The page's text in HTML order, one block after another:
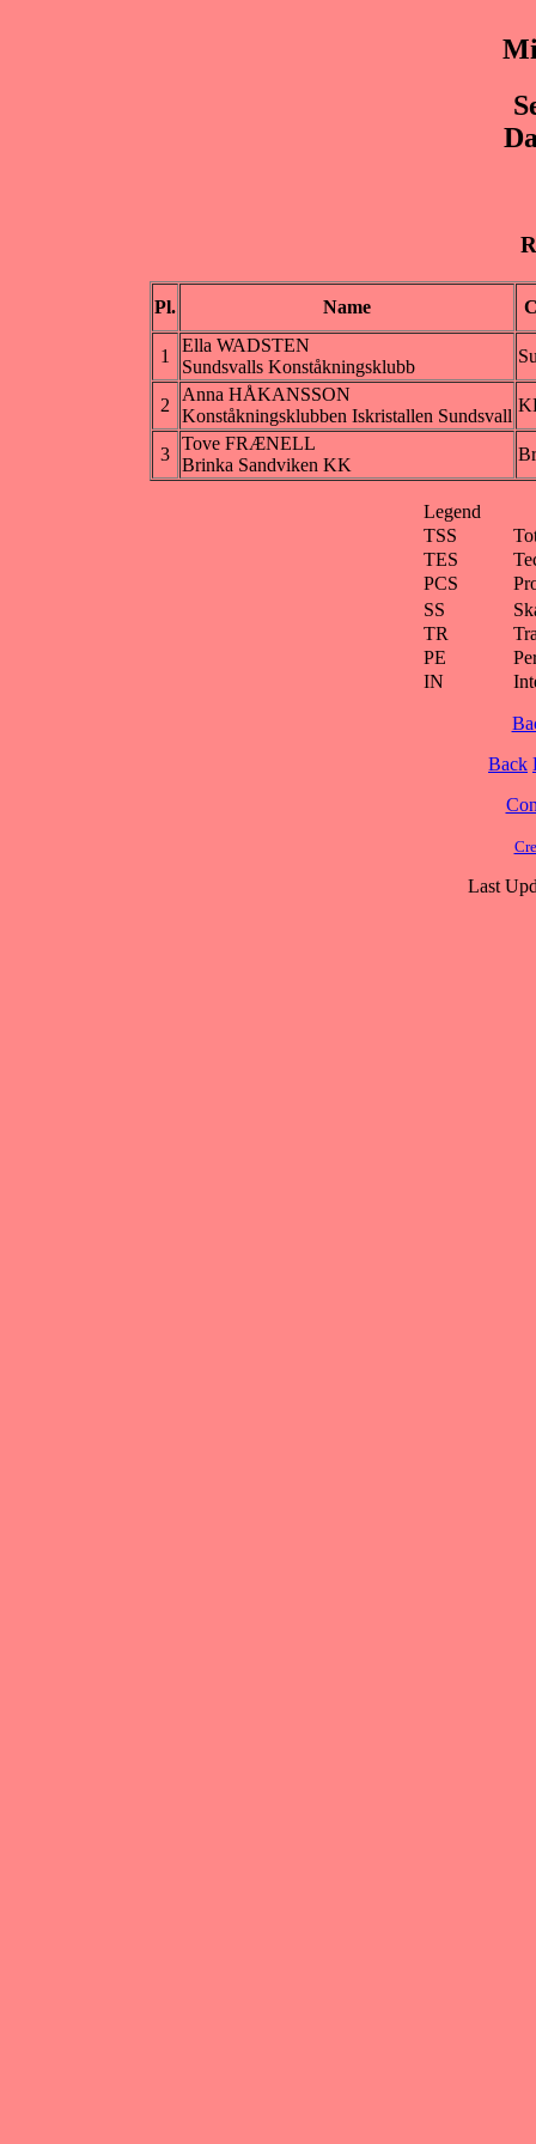
Pl. Name
1
Ella WADSTEN
Sundsvalls Konståkningsklubb
2
Anna HÅKANSSON
Konståkningsklubben Iskristallen Sundsvall
3
Tove FRÆNELL
Brinka Sandviken KK
Legend
TSS
TES
PCS
SS
TR
PE
IN
Back
Last